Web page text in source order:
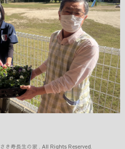
き寿長生の家 . All Rights Reserved.